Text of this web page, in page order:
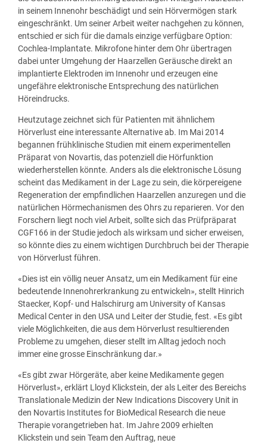
in seinem Innenohr beschädigt und sein Hörvermögen stark
eingeschränkt. Um seiner Arbeit weiter nachgehen zu können,
entschied er sich für die damals einzige verfügbare Option:
Cochlea-Implantate. Mikrofone hinter dem Ohr übertragen
dabei unter Umgehung der Haarzellen Geräusche direkt an
implantierte Elektroden im Innenohr und erzeugen eine
ungefähre elektronische Entsprechung des natürlichen
Höreindrucks.
Heutzutage zeichnet sich für Patienten mit ähnlichem
Hörverlust eine interessante Alternative ab. Im Mai 2014
begannen frühklinische Studien mit einem experimentellen
Präparat von Novartis, das potenziell die Hörfunktion
wiederherstellen könnte. Anders als die elektronische Lösung
scheint das Medikament in der Lage zu sein, die körpereigene
Regeneration der empfindlichen Haarzellen anzuregen und die
natürlichen Hörmechanismen des Ohrs zu reparieren. Vor den
Forschern liegt noch viel Arbeit, sollte sich das Prüfpräparat
CGF166 in der Studie jedoch als wirksam und sicher erweisen,
so könnte dies zu einem wichtigen Durchbruch bei der Therapie
von Hörverlust führen.
«Dies ist ein völlig neuer Ansatz, um ein Medikament für eine
bedeutende Innenohrerkrankung zu entwickeln», stellt Hinrich
Staecker, Kopf- und Halschirurg am University of Kansas
Medical Center in den USA und Leiter der Studie, fest. «Es gibt
viele Möglichkeiten, die aus dem Hörverlust resultierenden
Probleme zu umgehen, dieser stellt im Alltag jedoch noch
immer eine grosse Einschränkung dar.»
«Es gibt zwar Hörgeräte, aber keine Medikamente gegen
Hörverlust», erklärt Lloyd Klickstein, der als Leiter des Bereichs
Translationale Medizin der New Indications Discovery Unit in
den Novartis Institutes for BioMedical Research die neue
Therapie vorangetrieben hat. Im Jahre 2009 erhielten
Klickstein und sein Team den Auftrag, neue